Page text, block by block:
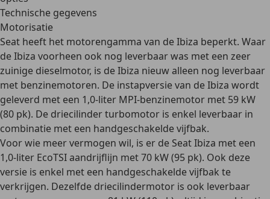
Technische gegevens
Motorisatie
Seat heeft het motorengamma van de Ibiza beperkt. Waar
de Ibiza voorheen ook nog leverbaar was met een zeer
zuinige dieselmotor, is de Ibiza nieuw alleen nog leverbaar
met benzinemotoren. De instapversie van de Ibiza wordt
geleverd met een 1,0-liter MPI-benzinemotor met 59 kW
(80 pk). De driecilinder turbomotor is enkel leverbaar in
combinatie met een handgeschakelde vijfbak.
Voor wie meer vermogen wil, is er de Seat Ibiza met een
1,0-liter EcoTSI aandrijflijn met 70 kW (95 pk). Ook deze
versie is enkel met een handgeschakelde vijfbak te
verkrijgen. Dezelfde driecilindermotor is ook leverbaar